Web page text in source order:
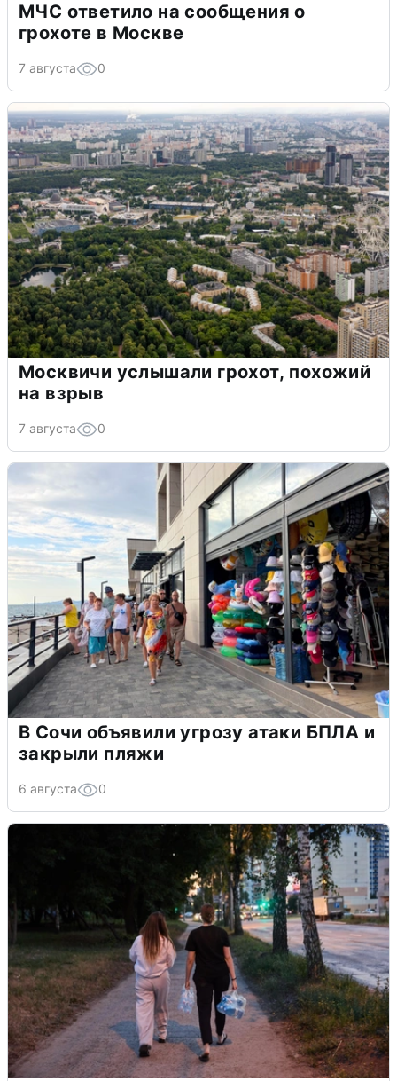
МЧС ответило на сообщения о
грохоте в Москве
7 августа 0
Москвичи услышали грохот, похожий
на взрыв
7 августа 0
В Сочи объявили угрозу атаки БПЛА и
закрыли пляжи
6 августа 0